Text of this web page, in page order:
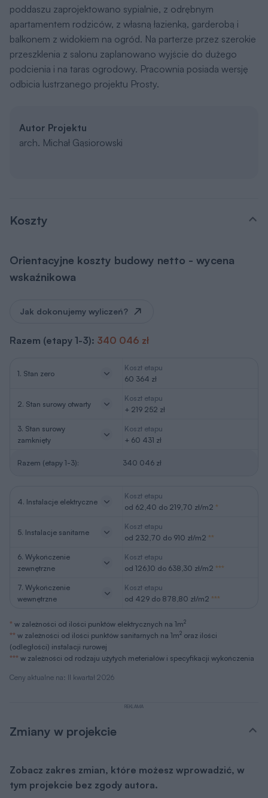
poddaszu zaprojektowano sypialnie, z odrębnym
apartamentem rodziców, z własną łazienką, garderobą i
balkonem z widokiem na ogród. Na parterze przez szerokie
przeszklenia z salonu zaplanowano wyjście do dużego
podcienia i na taras ogrodowy. Pracownia posiada wersję
odbicia lustrzanego projektu Prosty.
Autor Projektu
arch. Michał Gąsiorowski
Koszty
Orientacyjne koszty budowy netto - wycena
wskaźnikowa
Ceny aktualne na: II kwartał 2026
Jak dokonujemy wyliczeń?
Razem (etapy 1-3): 340 046 zł
1. Stan zero
Koszt etapu
60 364 zł
2. Stan surowy otwarty
Koszt etapu
+ 219 252 zł
3. Stan surowy
zamknięty
Koszt etapu
+ 60 431 zł
Razem (etapy 1-3): 340 046 zł
4. Instalacje elektryczne
Koszt etapu
od 62,40 do 219,70 zł/m2 *
5. Instalacje sanitarne
Koszt etapu
od 232,70 do 910 zł/m2 **
6. Wykończenie
zewnętrzne
Koszt etapu
od 126,10 do 638,30 zł/m2 ***
7. Wykończenie
wewnętrzne
Koszt etapu
od 429 do 878,80 zł/m2 ***
* w zależności od ilości punktów elektrycznych na 1m2
** w zależności od ilości punktów sanitarnych na 1m2 oraz ilości
(odległości) instalacji rurowej
*** w zależności od rodzaju użytych meteriałów i specyfikacji wykończenia
REKLAMA
Zmiany w projekcie
Zobacz zakres zmian, które możesz wprowadzić, w
tym projekcie bez zgody autora.